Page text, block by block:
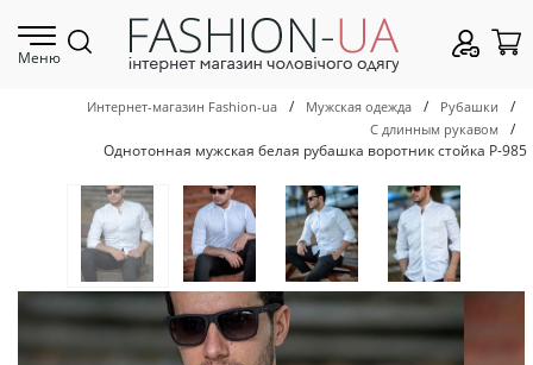
Меню
Интернет-магазин Fashion-ua / Мужская одежда / Рубашки /
С длинным рукавом
/
Однотонная мужская белая рубашка воротник стойка Р-985